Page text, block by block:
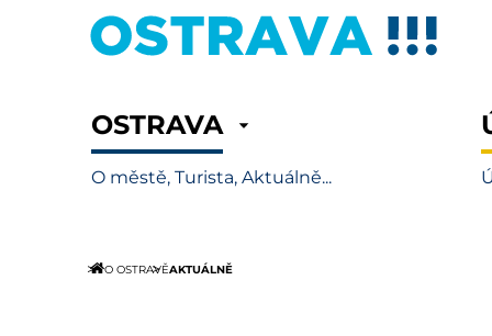
OSTRAVA
O městě, Turista, Aktuálně...
O OSTRAVĚAKTUÁLNĚ